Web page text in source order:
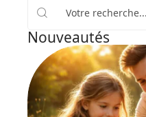
Nouveautés